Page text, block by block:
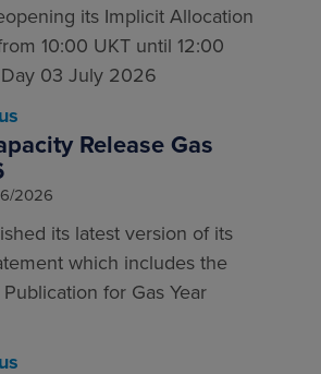
its Implicit Allocation
10:00 UKT until 12:00
03 July 2026
Release Gas
2026
its latest version of its
which includes the
for Gas Year